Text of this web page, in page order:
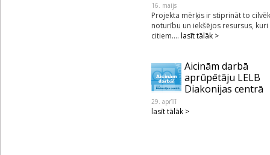
16. maijs
Projekta mērķis ir stiprināt to
noturību un iekšējos resursus,
citiem.... lasīt tālāk >
Aicinām darbā
aprūpētāju LELB
Diakonijas centrā
29. aprīlī
lasīt tālāk >